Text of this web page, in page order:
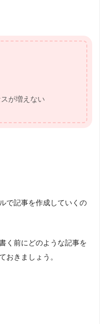
が増えない
で記事を作成していくの
く前にどのような記事を
おきましょう。